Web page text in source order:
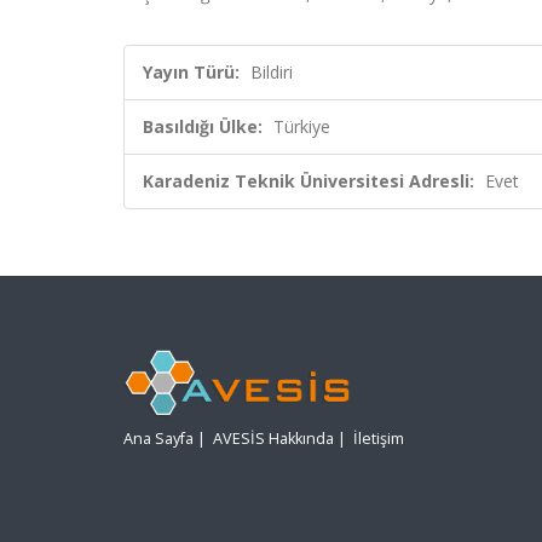
Yayın Türü: Bildiri
Basıldığı Ülke: Türkiye
Karadeniz Teknik Üniversitesi Adresli: Evet
Ana Sayfa | AVESİS Hakkında | İletişim